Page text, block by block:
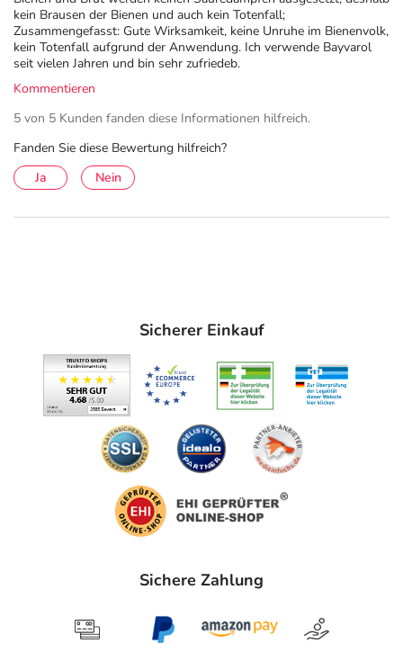
Sonstige Bestandteile: Polyethylen
Adresse des Anbieters/Herstellers
12-14 rue de la Croix Martre
91120 Palaiseau
DasPDF des Beipackzettels
kein Brausen der Bienen und auch kein Totenfall;
Zusammengefasst: Gute Wirksamkeit, keine Unruhe im Bienenvolk,
kein Totenfall aufgrund der Anwendung. Ich verwende Bayvarol
seit vielen Jahren und bin sehr zufriedeb.
Kommentieren
5 von 5 Kunden fanden diese Informationen hilfreich.
Fanden Sie diese Bewertung hilfreich?
Ja
Nein
Sicherer Einkauf
Sichere Zahlung